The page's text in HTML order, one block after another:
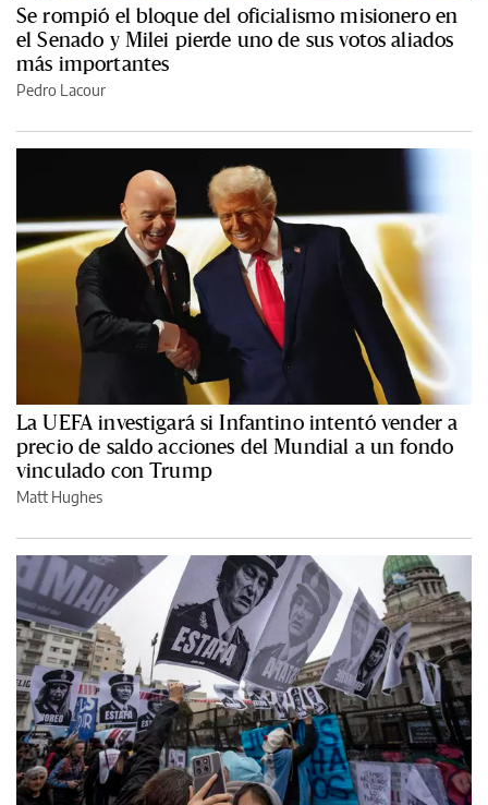
Se rompió el bloque del oficialismo misionero en
el Senado y Milei pierde uno de sus votos aliados
más importantes
Pedro Lacour
La UEFA investigará si Infantino intentó vender a
precio de saldo acciones del Mundial a un fondo
vinculado con Trump
Matt Hughes